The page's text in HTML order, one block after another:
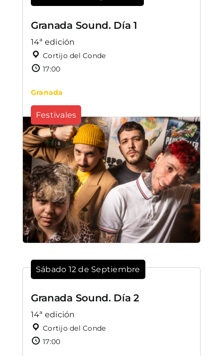
Granada Sound. Día 1
14ª edición
Cortijo del Conde
17:00
Granada
Festivales
Sábado 12 de Septiembre
Granada Sound. Día 2
14ª edición
Cortijo del Conde
17:00